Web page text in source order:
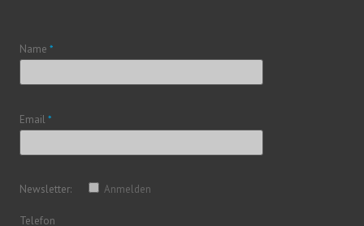
Name *
Email *
Newsletter: Anmelden
Telefon